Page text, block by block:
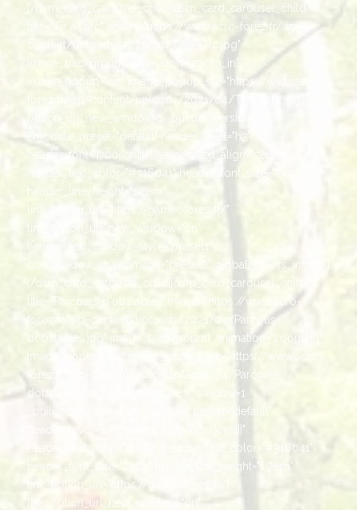
[/dsm_card_carousel_child][dsm_card_carousel_child
title="Tir à l'arc" image="https://www.acro-forez.fr/wp-
content/uploads/2021/04/Tir-a-larc.jpg"
image_background_animation="zoom_in"
image_popup="on" image_popup_src="https://www.acro-
forez.fr/wp-content/uploads/2021/04/Tir-a-larc.jpg"
button_url_new_window=1 _builder_version=4.16
_module_preset="default" header_level="h3"
header_font="|700||on|||||" header_text_align="center"
header_text_color="#316041" header_font_size="24px"
header_line_height="1.2em"
link_option_url="https://gameoforez.fr/"
link_option_url_new_window="on"
header_text_shadow_style="preset1"
box_shadow_style_image="preset2" global_colors_info="{}"]
[/dsm_card_carousel_child][dsm_card_carousel_child
title="Parcours d'obstacles" image="https://www.acro-
forez.fr/wp-content/uploads/2021/04/Parcous-
dobstacles.jpg" image_background_animation="zoom_in"
image_popup="on" image_popup_src="https://www.acro-
forez.fr/wp-content/uploads/2021/04/Parcous-
dobstacles.jpg" button_url_new_window=1
_builder_version=4.16 _module_preset="default"
header_level="h3" header_font="|700||on|||||"
header_text_align="center" header_text_color="#316041"
header_font_size="24px" header_line_height="1.2em"
link_option_url="https://gameoforez.fr/"
link_option_url_new_window="on"